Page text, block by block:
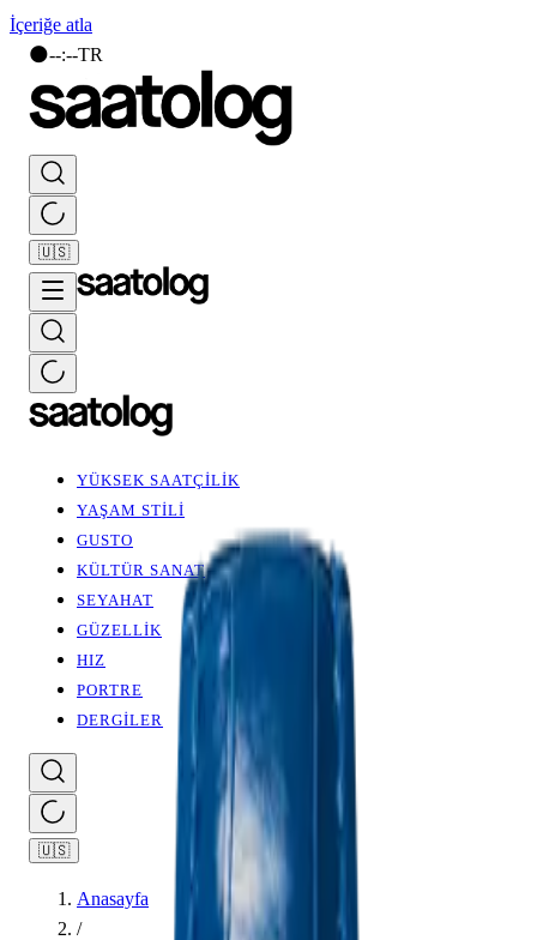
İçeriğe atla
🌑--:--TR
🇺🇸
YÜKSEK SAATÇİLİK
YAŞAM STİLİ
GUSTO
KÜLTÜR SANAT
SEYAHAT
GÜZELLİK
HIZ
PORTRE
DERGİLER
🇺🇸
Anasayfa
/